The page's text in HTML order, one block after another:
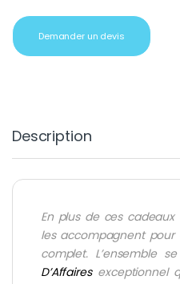
Demander un devis
Description
En plus de ces cadeaux
les accompagnent
complet. L’ensemble
D’Affaires exceptionnel